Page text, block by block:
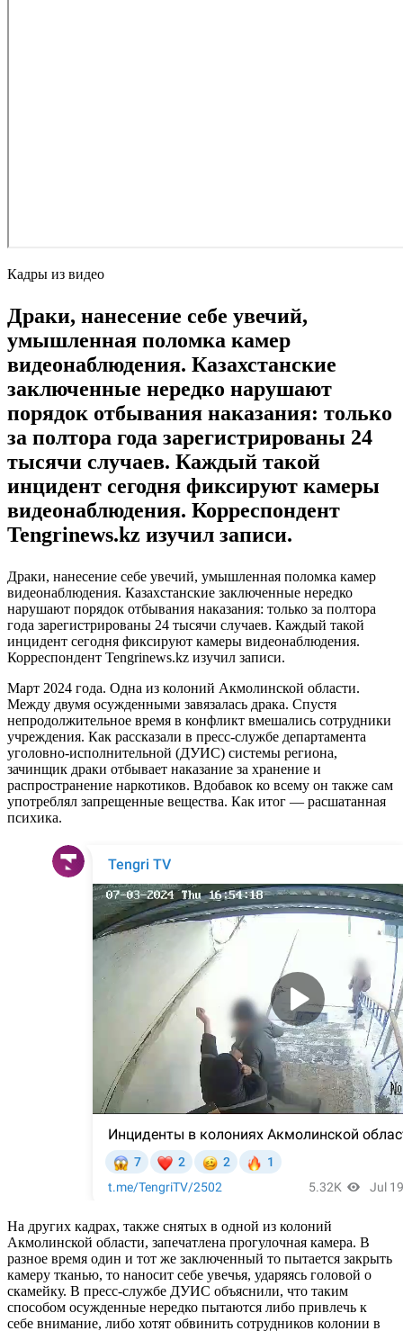
Кадры из видео
Драки, нанесение себе увечий,
умышленная поломка камер
видеонаблюдения. Казахстанские
заключенные нередко нарушают
порядок отбывания наказания: только
за полтора года зарегистрированы 24
тысячи случаев. Каждый такой
инцидент сегодня фиксируют камеры
видеонаблюдения. Корреспондент
Tengrinews.kz изучил записи.
Драки, нанесение себе увечий, умышленная поломка камер
видеонаблюдения. Казахстанские заключенные нередко
нарушают порядок отбывания наказания: только за полтора
года зарегистрированы 24 тысячи случаев. Каждый такой
инцидент сегодня фиксируют камеры видеонаблюдения.
Корреспондент Tengrinews.kz изучил записи.
Март 2024 года. Одна из колоний Акмолинской области.
Между двумя осужденными завязалась драка. Спустя
непродолжительное время в конфликт вмешались сотрудники
учреждения. Как рассказали в пресс-службе департамента
уголовно-исполнительной (ДУИС) системы региона,
зачинщик драки отбывает наказание за хранение и
распространение наркотиков. Вдобавок ко всему он также сам
употреблял запрещенные вещества. Как итог — расшатанная
психика.
На других кадрах, также снятых в одной из колоний
Акмолинской области, запечатлена прогулочная камера. В
разное время один и тот же заключенный то пытается закрыть
камеру тканью, то наносит себе увечья, ударяясь головой о
скамейку. В пресс-службе ДУИС объяснили, что таким
способом осужденные нередко пытаются либо привлечь к
себе внимание, либо хотят обвинить сотрудников колонии в